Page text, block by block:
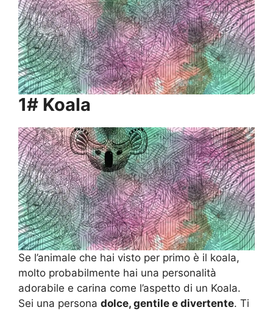
1# Koala
Se l’animale che hai visto per primo è il koala,
molto probabilmente hai una personalità
adorabile e carina come l’aspetto di un Koala.
Sei una persona dolce, gentile e divertente. Ti